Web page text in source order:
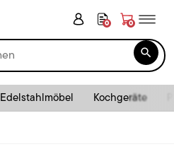
0 0

Edelstahlmöbel Kochgeräte